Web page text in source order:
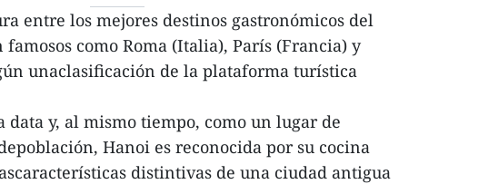
entre los mejores destinos gastronómicos del
como Roma (Italia), París (Francia) y
unaclasificación de la plataforma turística
data y, al mismo tiempo, como un lugar de
Hanoi es reconocida por su cocina
distintivas de una ciudad antigua